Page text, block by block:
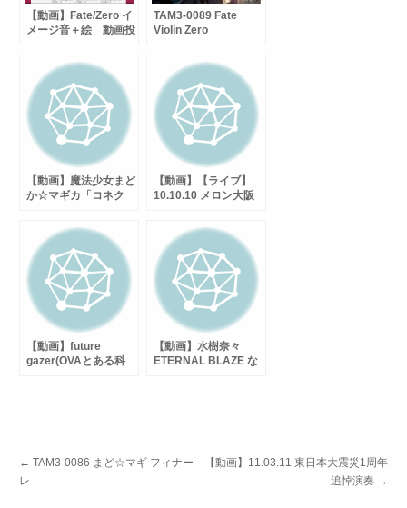
【動画】Fate/Zero イ
メージ音＋絵 動画投
TAM3-0089 Fate
Violin Zero
【動画】魔法少女まど
か☆マギカ「コネク
【動画】【ライブ】
10.10.10 メロン大阪
【動画】future
gazer(OVAとある科
【動画】水樹奈々
ETERNAL BLAZE な
← TAM3-0086 まど☆マギ フィナー
レ
【動画】11.03.11 東日本大震災1周年
追悼演奏 →